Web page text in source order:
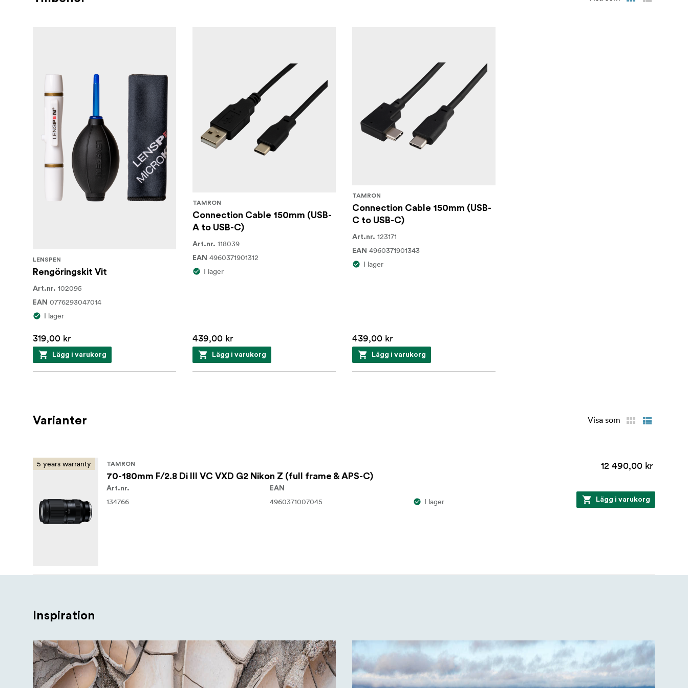
LENSPEN
Rengöringskit Vit
Art.nr. 102095
EAN 0776293047014
I lager
319,00 kr
Lägg i varukorg
TAMRON
Connection Cable 150mm (USB-
A to USB-C)
Art.nr. 118039
EAN 4960371901312
I lager
439,00 kr
Lägg i varukorg
TAMRON
Connection Cable 150mm (USB-
C to USB-C)
Art.nr. 123171
EAN 4960371901343
I lager
439,00 kr
Lägg i varukorg
Varianter Visa som
5 years warranty TAMRON
70-180mm F/2.8 Di III VC VXD G2 Nikon Z (full frame & APS-C)
12 490,00 kr
Art.nr.
134766
EAN
4960371007045 I lager Lägg i varukorg
Inspiration